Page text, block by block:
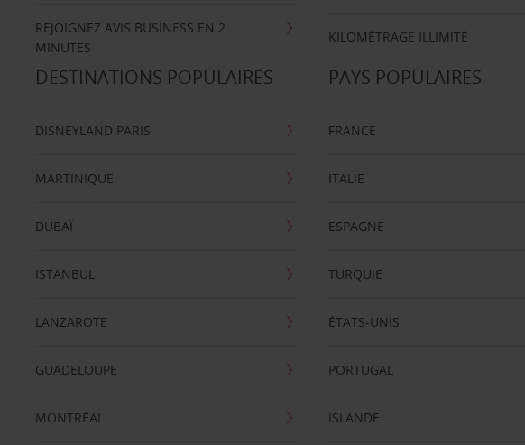
REJOIGNEZ AVIS BUSINESS EN 2
MINUTES
KILOMÉTRAGE ILLIMITÉ
DESTINATIONS POPULAIRES
DISNEYLAND PARIS
MARTINIQUE
DUBAÏ
ISTANBUL
LANZAROTE
GUADELOUPE
MONTRÉAL
PAYS POPULAIRES
FRANCE
ITALIE
ESPAGNE
TURQUIE
ÉTATS-UNIS
PORTUGAL
ISLANDE